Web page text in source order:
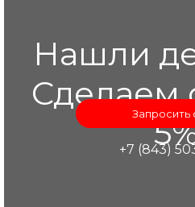
Нашли
Сделаем
Запросить
+7 (843)